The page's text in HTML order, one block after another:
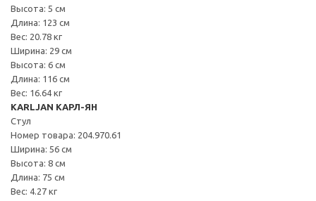
Высота: 5 см
Длина: 123 см
Вес: 20.78 кг
Ширина: 29 см
Высота: 6 см
Длина: 116 см
Вес: 16.64 кг
KARLJAN КАРЛ-ЯН
Стул
Номер товара: 204.970.61
Ширина: 56 см
Высота: 8 см
Длина: 75 см
Вес: 4.27 кг